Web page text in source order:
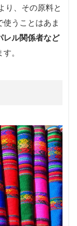
り、その原料と
うことはあま
レル関係者など
。